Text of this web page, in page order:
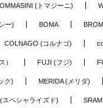
(トマジーニ)
ー) BOMA
COLNAGO (コルナゴ)
） FUJI (フジ)
ク) MERIDA (メリダ)
スペシャライズド)